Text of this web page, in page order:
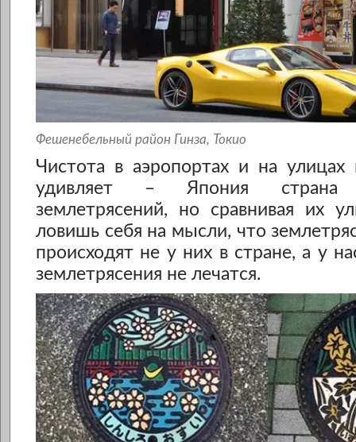
Фешенебельный район Гинза, Токио
Чистота в аэропортах и на улицах
удивляет – Япония
землетрясений, но сравнивая их
ловишь себя на мысли, что
происходят не у них в стране, а у
землетрясения не лечатся.